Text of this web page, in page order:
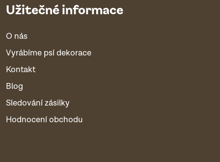
Užitečné informace
O nás
Vyrábíme psí dekorace
Kontakt
Blog
Sledování zásilky
Hodnocení obchodu